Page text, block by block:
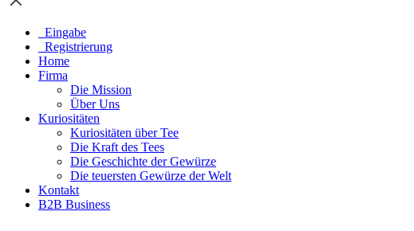
Eingabe
Registrierung
Home
Firma
Die Mission
Über Uns
Kuriositäten
Kuriositäten über Tee
Die Kraft des Tees
Die Geschichte der Gewürze
Die teuersten Gewürze der Welt
Kontakt
B2B Business